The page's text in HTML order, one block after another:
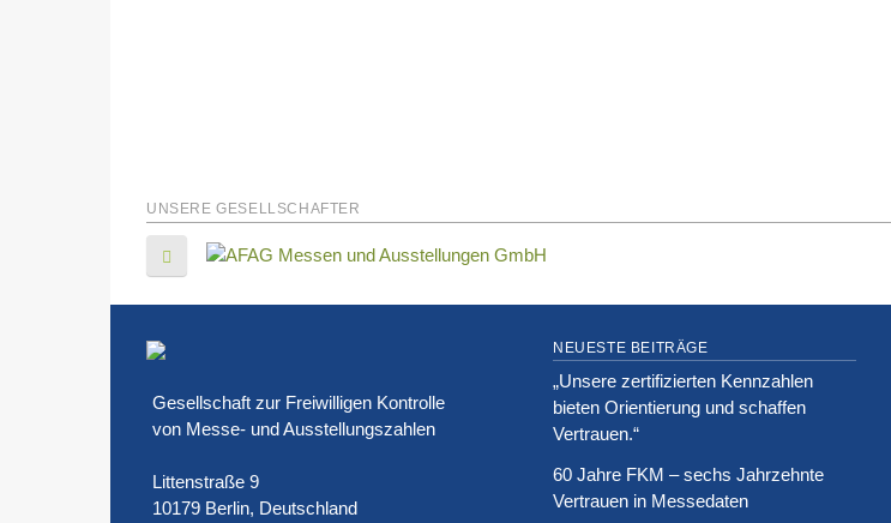
UNSERE GESELLSCHAFTER
Gesellschaft zur Freiwilligen Kontrolle
von Messe- und Ausstellungszahlen
Littenstraße 9
10179 Berlin, Deutschland
NEUESTE BEITRÄGE
„Unsere zertifizierten Kennzahlen
bieten Orientierung und schaffen
Vertrauen.“
60 Jahre FKM – sechs Jahrzehnte
Vertrauen in Messedaten